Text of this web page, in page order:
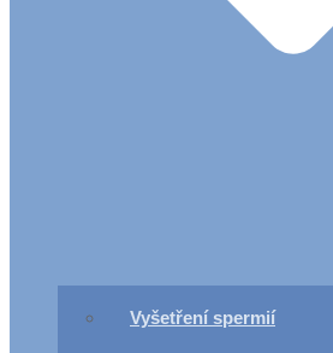
Vyšetření spermií